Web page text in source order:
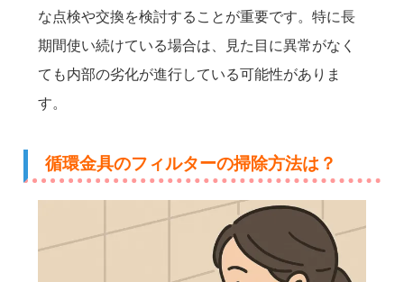
な点検や交換を検討することが重要です。特に長
期間使い続けている場合は、見た目に異常がなく
ても内部の劣化が進行している可能性がありま
す。
循環金具のフィルターの掃除方法は？